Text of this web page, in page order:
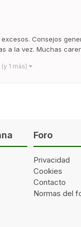
Consejos
a la vez. Muchas
(y 1 más)
Foro
Privacidad
Cookies
Contacto
Normas del